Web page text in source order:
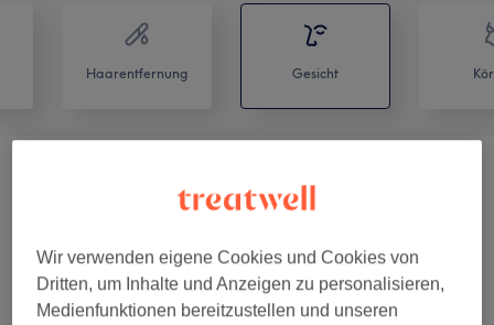
Haarentfernung Gesicht
Wimpernverlängerungen (8) ab 49 €
Wir verwenden eigene Cookies und Cookies von
Dritten, um Inhalte und Anzeigen zu personalisieren,
Medienfunktionen bereitzustellen und unseren